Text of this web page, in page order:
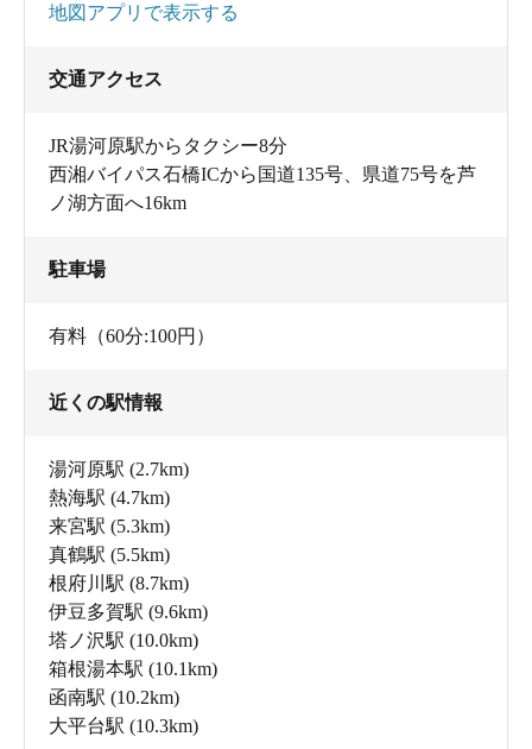
地図アプリで表示する
交通アクセス
JR湯河原駅からタクシー8分
西湘バイパス石橋ICから国道135号、県道75号を芦
ノ湖方面へ16km
駐車場
有料（60分:100円）
近くの駅情報
湯河原駅 (2.7km)
熱海駅 (4.7km)
来宮駅 (5.3km)
真鶴駅 (5.5km)
根府川駅 (8.7km)
伊豆多賀駅 (9.6km)
塔ノ沢駅 (10.0km)
箱根湯本駅 (10.1km)
函南駅 (10.2km)
大平台駅 (10.3km)